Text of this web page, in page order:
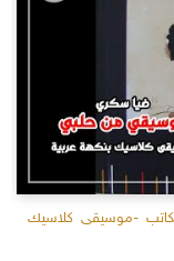
-موسيقى كلاسيك